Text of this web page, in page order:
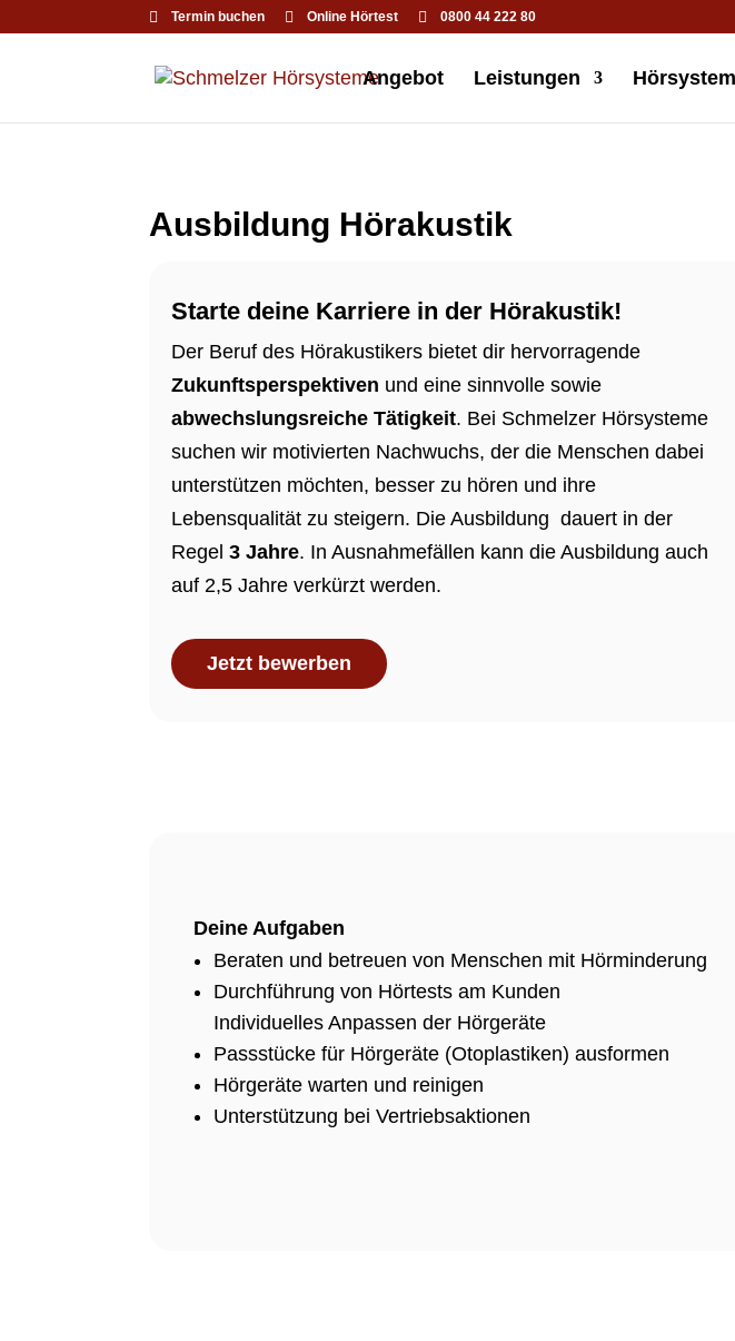
Termin buchen Online Hörtest 0800 44 222 80
Angebot Leistungen
Ausbildung Hörakustik
Starte deine Karriere in der Hörakustik!
Der Beruf des Hörakustikers bietet dir hervorragende
Zukunftsperspektiven und eine sinnvolle sowie
abwechslungsreiche Tätigkeit. Bei Schmelzer Hörsysteme
suchen wir motivierten Nachwuchs, der die Menschen dabei
unterstützen möchten, besser zu hören und ihre
Lebensqualität zu steigern. Die Ausbildung dauert in der
Regel3 Jahre. In Ausnahmefällen kann die Ausbildung auch
auf 2,5 Jahre verkürzt werden.
Jetzt bewerben
Deine Aufgaben
Beraten und betreuen von Menschen mit Hörminderung
Durchführung von Hörtests am Kunden
Individuelles Anpassen der Hörgeräte
Passstücke für Hörgeräte (Otoplastiken) ausformen
Hörgeräte warten und reinigen
Unterstützung bei Vertriebsaktionen